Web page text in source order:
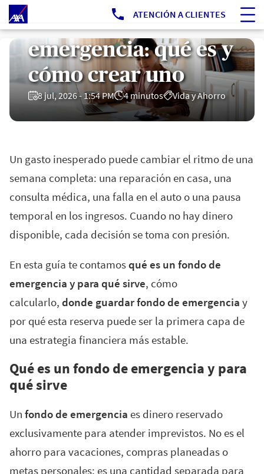
Ir a Portal Público ATENCIÓN A CLIENTES
Fondo de
emergencia: qué es y
cómo crear uno
8 jul, 2026 - 1:54 PM 4 minutos Vida y Ahorro
Un gasto inesperado puede cambiar el ritmo de una
semana completa: una reparación en casa, una
consulta médica, una falla en el auto o una pausa
temporal en los ingresos. Cuando no hay dinero
disponible, cada decisión se toma con presión.
En esta guía te contamosqué es un fondo de
emergencia y para qué sirve, cómo
calcularlo, donde guardar fondo de emergencia y
por qué esta reserva puede ser la primera capa de
una estrategia financiera más estable.
Qué es un fondo de emergencia y para
qué sirve
Un fondo de emergencia es dinero reservado
exclusivamente para atender imprevistos. No es el
ahorro para vacaciones, compras planeadas o
metas personales; es una cantidad separada para